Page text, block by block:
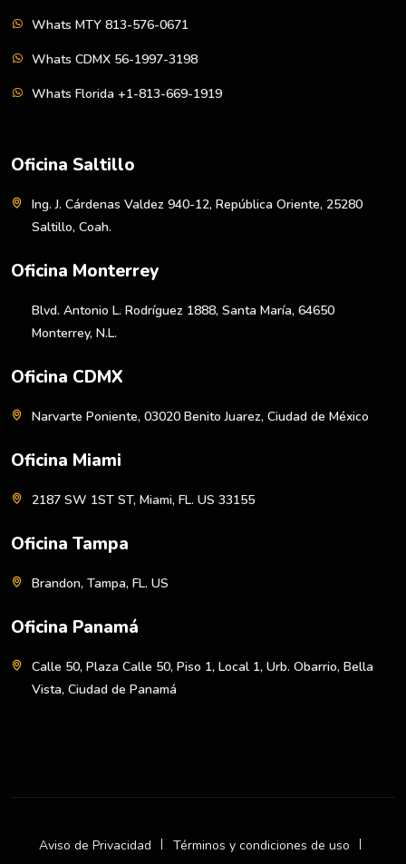
Whats MTY 813-576-0671
Whats CDMX 56-1997-3198
Whats Florida +1-813-669-1919
Oficina Saltillo
Ing. J. Cárdenas Valdez 940-12, República Oriente, 25280
Saltillo, Coah.
Oficina Monterrey
Blvd. Antonio L. Rodríguez 1888, Santa María, 64650
Monterrey, N.L.
Oficina CDMX
Narvarte Poniente, 03020 Benito Juarez, Ciudad de México
Oficina Miami
2187 SW 1ST ST, Miami, FL. US 33155
Oficina Tampa
Brandon, Tampa, FL. US
Oficina Panamá
Calle 50, Plaza Calle 50, Piso 1, Local 1, Urb. Obarrio, Bella
Vista, Ciudad de Panamá
Aviso de Privacidad Términos y condiciones de uso